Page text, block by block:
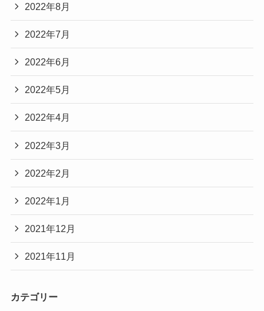
2022年8月
2022年7月
2022年6月
2022年5月
2022年4月
2022年3月
2022年2月
2022年1月
2021年12月
2021年11月
カテゴリー